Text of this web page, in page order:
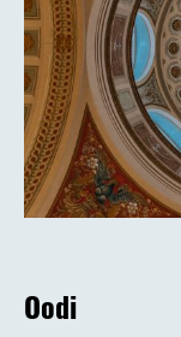
Oodi